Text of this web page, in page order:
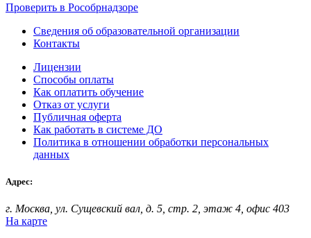
Проверить в Рособрнадзоре
Сведения об образовательной организации
Контакты
Лицензии
Способы оплаты
Как оплатить обучение
Отказ от услуги
Публичная оферта
Как работать в системе ДО
Политика в отношении обработки персональных
данных
Адрес:
г. Москва, ул. Сущевский вал, д. 5, стр. 2, этаж 4, офис 403
На карте